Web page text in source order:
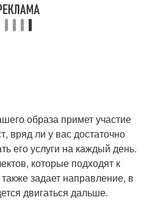
образа примет участие
вряд ли у вас достаточно
его услуги на каждый день.
которые подходят к
задает направление, в
двигаться дальше.